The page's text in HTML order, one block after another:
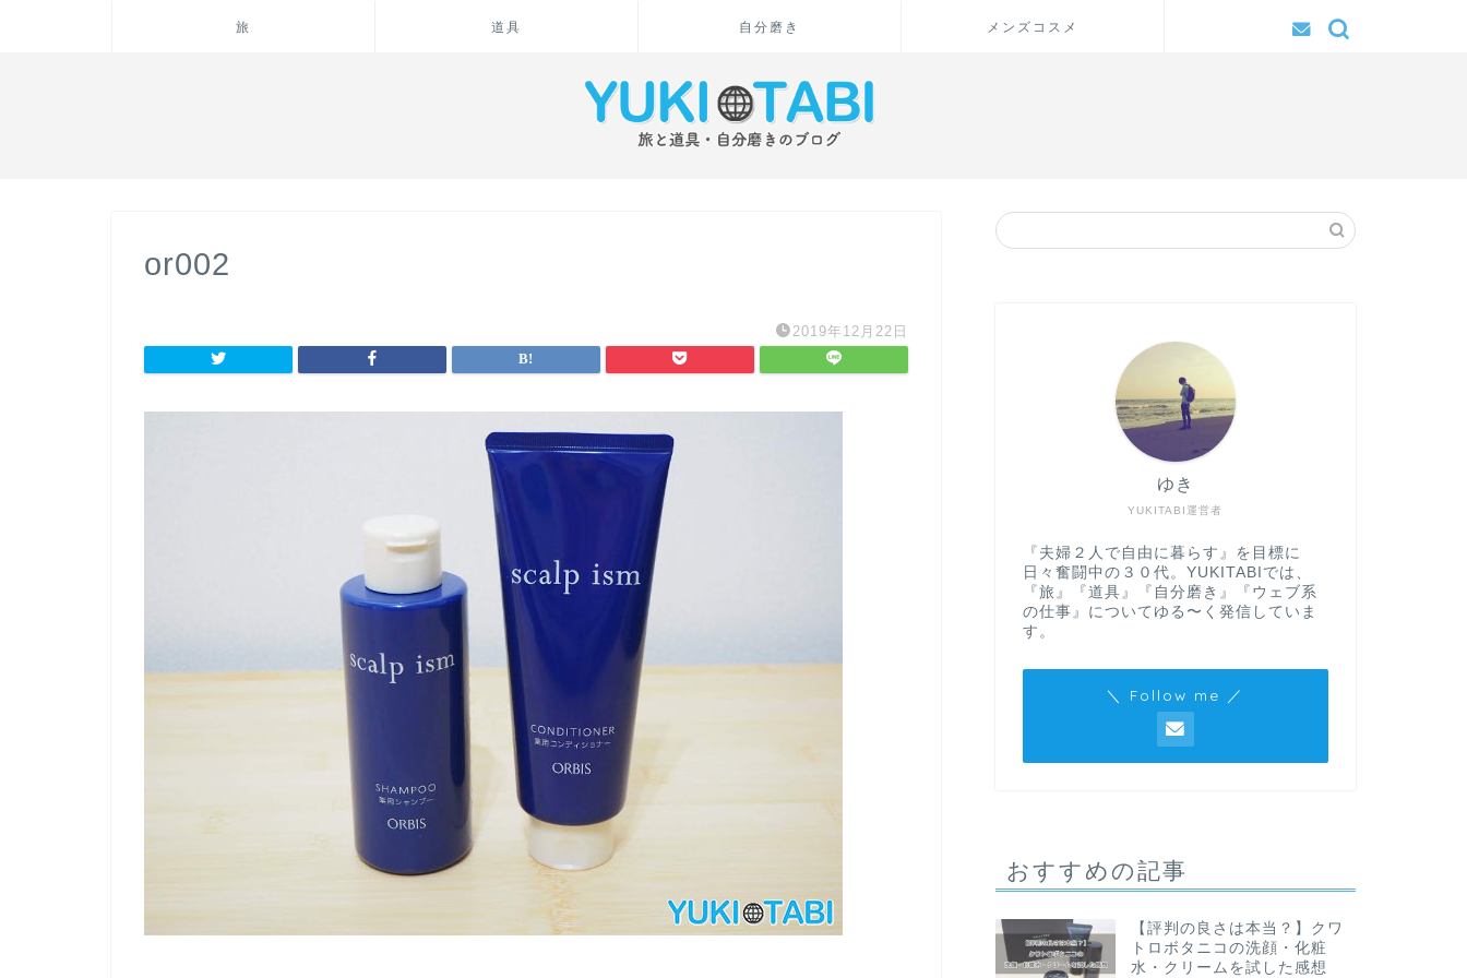
旅 道具 自分磨き メンズコスメ
or002
2019年12月22日
YUKITABI運営者
ゆき
『夫婦２人で自由に暮らす』を目標に
日々奮闘中の３０代。YUKITABIでは、
『旅』『道具』『自分磨き』『ウェブ系
の仕事』についてゆる〜く発信していま
す。
＼ Follow me ／
おすすめの記事
【評判の良さは本当？】クワ
トロボタニコの洗顔・化粧
水・クリームを試した感想